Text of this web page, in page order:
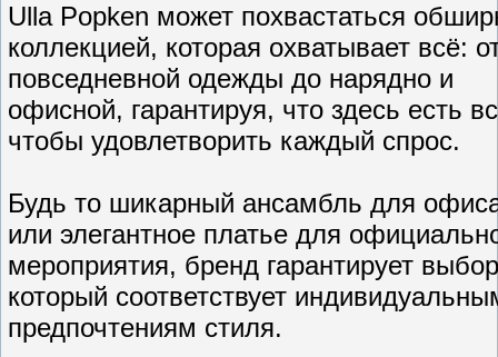
Ulla Popken может похвастаться
коллекцией, которая охватывает всё:
повседневной одежды до нарядно и
офисной, гарантируя, что здесь есть
чтобы удовлетворить каждый спрос.
Будь то шикарный ансамбль для
или элегантное платье для
мероприятия, бренд гарантирует
который соответствует
предпочтениям стиля.